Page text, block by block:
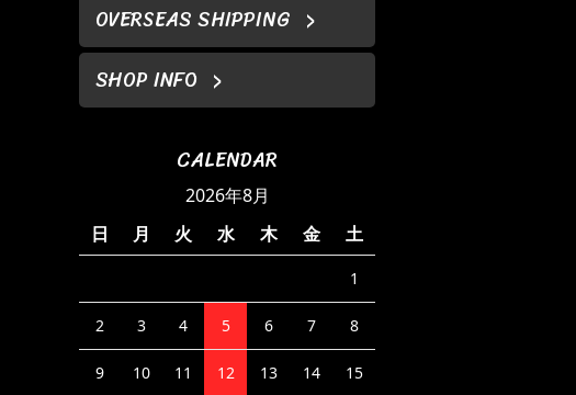
OVERSEAS SHIPPING
SHOP INFO
CALENDAR
2026年8月
日
月 火 水 木 金 土
1
2 3 4 5 6 7 8
9 10 11 12 13 14 15